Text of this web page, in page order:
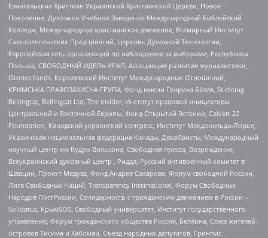
Евангельских Христиан Украинской Христианской Церкви, Новое
Поколение, Духовное Учебное Заведение Международный Библейский
Колледж, Международное христианское движение, Всемирный Институт
Саентологических Предприятий, Церковь Духовной Технологии,
Европейская сеть организаций по наблюдению за выборами, Республика
Польша, СВОБОДНЫЙ ИДЕЛЬ-УРАЛ, Ассоциация развития журналистики,
IStories fonds, Королевский Институт Международных Отношений,
КРИМСЬКА ПРАВОЗАХИСНА ГРУПА, Фонд имени Генриха Бёлля, Stichting
Bellingcat, Bellingcat Ltd, The Insider, Институт правовой инициативы
Центральной и Восточной Европы, Фонд Открытой Эстонии, Calvert 22
Foundation, Канадский украинский конгресс, Институт Макдональда-Лорье,
Украинская национальная федерация Канады, Декабристы, Международный
научный центр им Вудро Вильсона, Свободная пресса, Возрождение,
Всеукраинский духовный центр , Риддл, Русский антивоенный комитет в
Швеции, Проект Медуза, Фонд Андрея Сахарова, Форум свободной России,
Лига Свободных Наций, Transparеncy International, Форум Свободных
Народов ПостРоссии, Солидарность с гражданским движением в России –
Solidarus, КрымSOS, Свободный университет, Институт государственного
управления, Форум гражданского общества Россия, Беллона, Союз жителей
островов Тисима и Хабомаи, Съезд народных депутатов, Гринпис